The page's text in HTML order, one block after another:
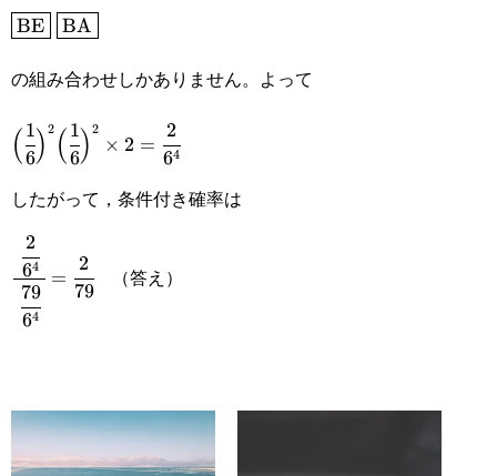
\boxed{\text{BE}}\space\boxed{\text{BA}}
BE BA
の組み合わせしかありません。よって
\Big(\cfrac{1}
{6}\Big)^2\Big(\cfrac{1}
{6}\Big)^2\times2=\cfrac{2}
{6^4}
(6
1)2 ( 6
1)2
× 2 =
64
2
したがって，条件付き確率は
\cfrac{\space\cfrac{2}
{6^4}\space}
{\cfrac{79}
64
79
64
2
=
79
2
（答え）